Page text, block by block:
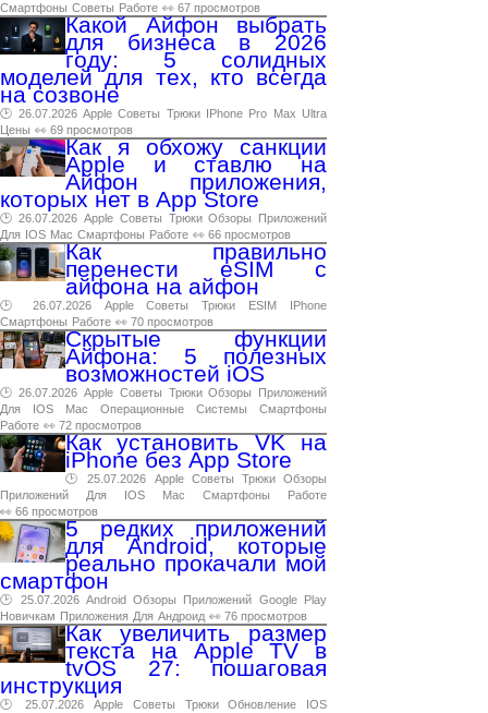
Смартфоны Советы Работе 👀 67 просмотров
Какой Айфон выбрать
для бизнеса в 2026
году: 5 солидных
моделей для тех, кто всегда
на созвоне
🕑 26.07.2026 Apple Советы Трюки IPhone Pro Max
Ultra
Цены 👀 69 просмотров
Как я обхожу санкции
Apple и ставлю на
Айфон приложения,
которых нет в App Store
🕑 26.07.2026 Apple Советы Трюки Обзоры
Приложений
Для IOS Mac Смартфоны Работе 👀 66 просмотров
Как правильно
перенести eSIM с
айфона на айфон
🕑 26.07.2026 Apple Советы Трюки ESIM
IPhone
Смартфоны Работе 👀 70 просмотров
Скрытые функции
Айфона: 5 полезных
возможностей iOS
🕑 26.07.2026 Apple Советы Трюки Обзоры
Приложений
Для
IOS Mac Операционные Системы
Смартфоны
Работе 👀 72 просмотров
Как установить VK на
iPhone без App Store
🕑 25.07.2026 Apple Советы Трюки Обзоры
Приложений
Для IOS Mac Смартфоны
Работе
👀 66 просмотров
5 редких приложений
для Android, которые
реально прокачали мой
смартфон
🕑 25.07.2026 Android Обзоры Приложений Google
Play
Новичкам Приложения Для Андроид 👀 76 просмотров
Как увеличить размер
текста на Apple TV в
tvOS 27: пошаговая
инструкция
🕑 25.07.2026 Apple Советы Трюки Обновление
IOS